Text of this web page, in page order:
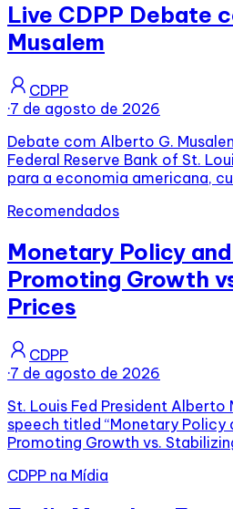
Live CDPP Debate
Musalem
CDPP
·7 de agosto de 2026
Debate com Alberto G.
Federal Reserve Bank of St.
para a economia americana,
Recomendados
Monetary Policy
Promoting Growth
Prices
CDPP
·7 de agosto de 2026
St. Louis Fed President Alberto
speech titled “Monetary Policy
Promoting Growth vs.
CDPP na Mídia